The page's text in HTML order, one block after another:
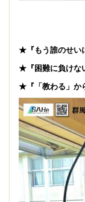
★『もう誰のせい
★『困難に負けな
★『「教わる」か